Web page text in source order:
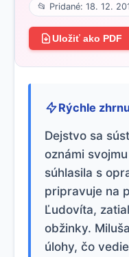
📂 Pridané: 18. 12.
Uložiť ako PDF
Rýchle
Dejstvo sa
oznámi
súhlasila s
pripravuje na
Ľudovíta,
obžinky.
úlohy, čo